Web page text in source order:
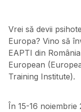
Vrei să devii
Europa? Vino să
EAPTI din
European
Training Institute).
În 15-16